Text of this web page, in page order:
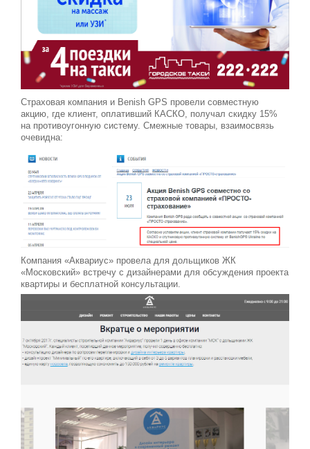
Страховая компания и Benish GPS провели совместную
акцию, где клиент, оплативший КАСКО, получал скидку 15%
на противоугонную систему. Смежные товары, взаимосвязь
очевидна:
Компания «Аквариус» провела для дольщиков ЖК
«Московский» встречу с дизайнерами для обсуждения проекта
квартиры и бесплатной консультации.